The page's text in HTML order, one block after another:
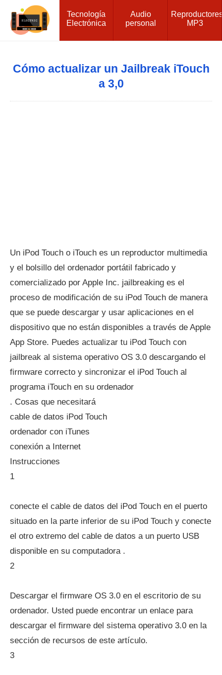
Tecnología
Electrónica
Audio
personal
MP3
Cómo actualizar un Jailbreak iTouch
a 3,0
Un iPod Touch o iTouch es un reproductor multimedia
y el bolsillo del ordenador portátil fabricado y
comercializado por Apple Inc. jailbreaking es el
proceso de modificación de su iPod Touch de manera
que se puede descargar y usar aplicaciones en el
dispositivo que no están disponibles a través de Apple
App Store. Puedes actualizar tu iPod Touch con
jailbreak al sistema operativo OS 3.0 descargando el
firmware correcto y sincronizar el iPod Touch al
programa iTouch en su ordenador
. Cosas que necesitará
cable de datos iPod Touch
ordenador con iTunes
conexión a Internet
Instrucciones
1
conecte el cable de datos del iPod Touch en el puerto
situado en la parte inferior de su iPod Touch y conecte
el otro extremo del cable de datos a un puerto USB
disponible en su computadora .
2
Descargar el firmware OS 3.0 en el escritorio de su
ordenador. Usted puede encontrar un enlace para
descargar el firmware del sistema operativo 3.0 en la
sección de recursos de este artículo.
3